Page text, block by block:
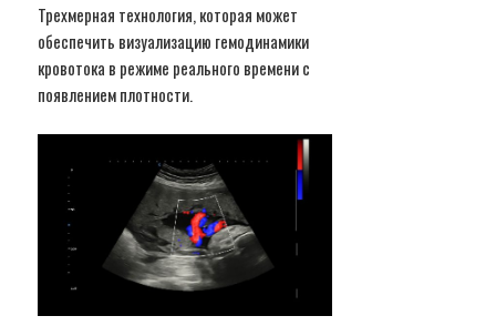
Трехмерная технология, которая может
обеспечить визуализацию гемодинамики
кровотока в режиме реального времени с
появлением плотности.